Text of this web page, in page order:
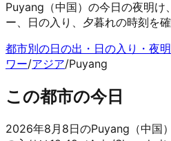
Puyang（中国）の今日の夜明け
ー、日の入り、夕暮れの時刻を確
都市別の日の出・日の入り・夜
ワー/アジア/Puyang
この都市の今日
2026年8月8日のPuyang（中国